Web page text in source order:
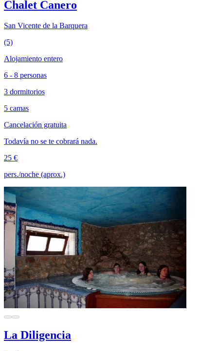
Chalet Canero
San Vicente de la Barquera
(5)
Alojamiento entero
6 - 8 personas
3 dormitorios
5 camas
Cancelación gratuita
Todavía no se te cobrará nada.
25 €
pers./noche (aprox.)
La Diligencia